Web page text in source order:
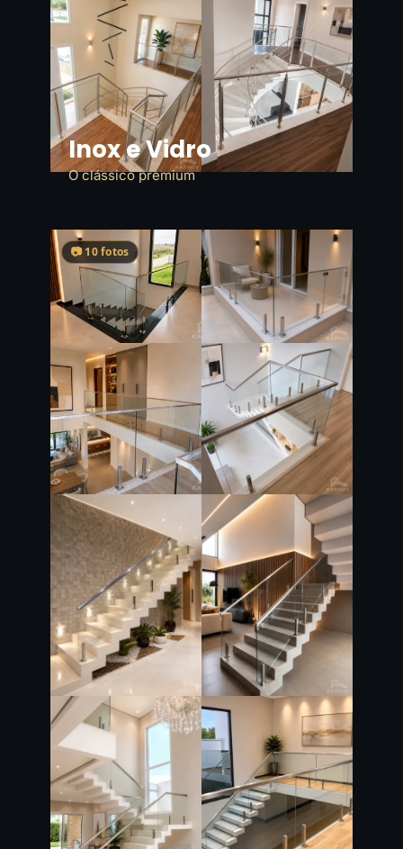
Inox e Vidro
O clássico premium
📷 10 fotos